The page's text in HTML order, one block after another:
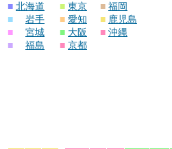
■ 北海道
■
岩手
■
宮城
■
福島
■ 東京
■ 愛知
■ 大阪
■ 京都
■ 福岡
■ 鹿児島
■ 沖縄